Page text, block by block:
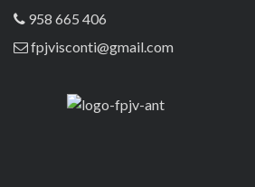
958 665 406
fpjvisconti@gmail.com